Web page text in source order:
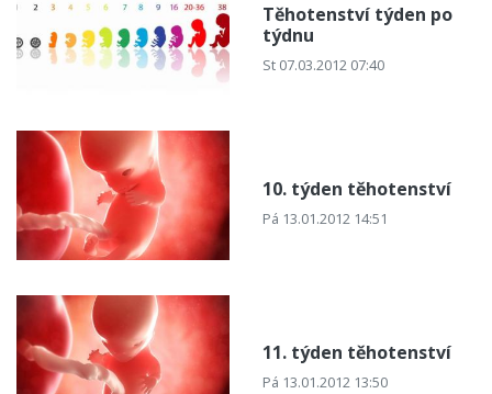
Těhotenství týden po
týdnu
St 07.03.2012 07:40
10. týden těhotenství
Pá 13.01.2012 14:51
11. týden těhotenství
Pá 13.01.2012 13:50